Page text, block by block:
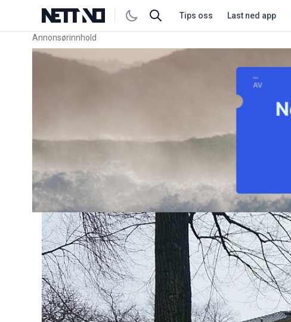
Tips oss Last ned app
Annonsørinnhold
Link for annonse